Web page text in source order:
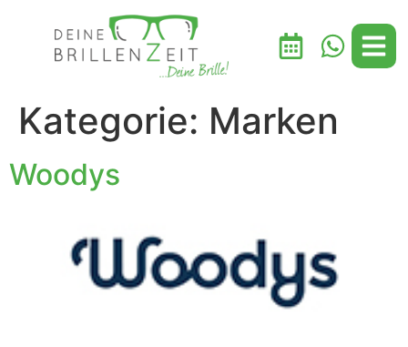
Kategorie: Marken
Woodys